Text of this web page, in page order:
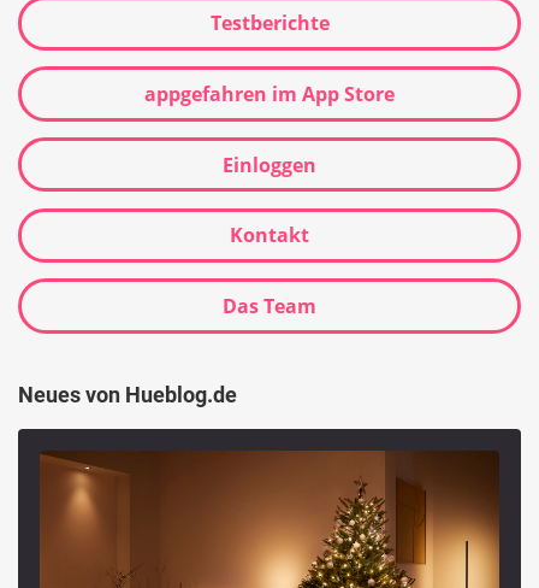
Testberichte
appgefahren im App Store
Einloggen
Kontakt
Das Team
Neues von Hueblog.de